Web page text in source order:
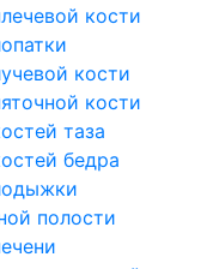
кости
кости
кости
таза
бедра
полости